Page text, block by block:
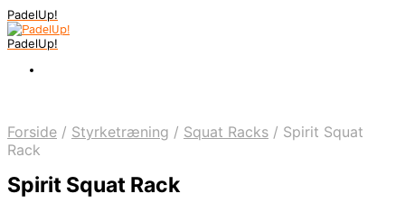
PadelUp!
PadelUp!
Forside / Styrketræning / Squat Racks / Spirit Squat
Rack
Spirit Squat Rack